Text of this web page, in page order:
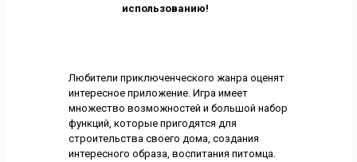
использованию!
Любители приключенческого жанра оценят
интересное приложение. Игра имеет
множество возможностей и большой набор
функций, которые пригодятся для
строительства своего дома, создания
интересного образа, воспитания питомца.